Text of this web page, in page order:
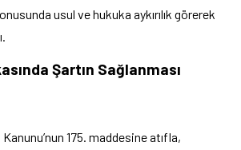
usul ve hukuka aykırılık görerek
Şartın Sağlanması
175. maddesine atıfla,